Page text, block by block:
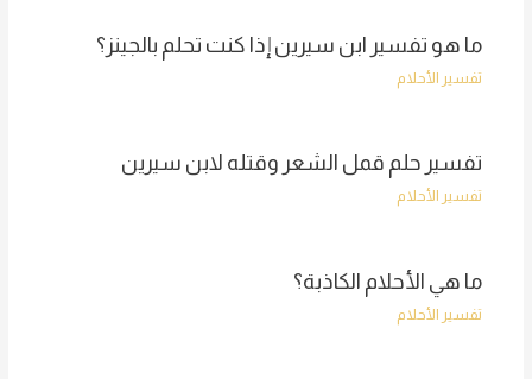
ما هو تفسير ابن سيرين إذا كنت تحلم بالجينز؟
تفسير الأحلام
تفسير حلم قمل الشعر وقتله لابن سيرين
تفسير الأحلام
ما هي الأحلام الكاذبة؟
تفسير الأحلام